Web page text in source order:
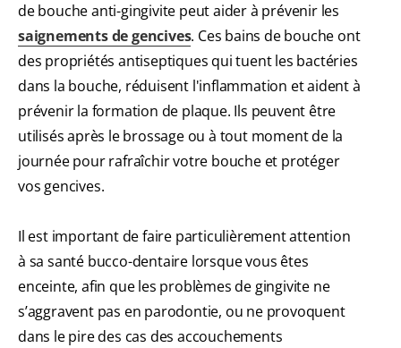
de bouche anti-gingivite peut aider à prévenir les
saignements de gencives. Ces bains de bouche ont
des propriétés antiseptiques qui tuent les bactéries
dans la bouche, réduisent l'inflammation et aident à
prévenir la formation de plaque. Ils peuvent être
utilisés après le brossage ou à tout moment de la
journée pour rafraîchir votre bouche et protéger
vos gencives.
Il est important de faire particulièrement attention
à sa santé bucco-dentaire lorsque vous êtes
enceinte, afin que les problèmes de gingivite ne
s’aggravent pas en parodontie, ou ne provoquent
dans le pire des cas des accouchements